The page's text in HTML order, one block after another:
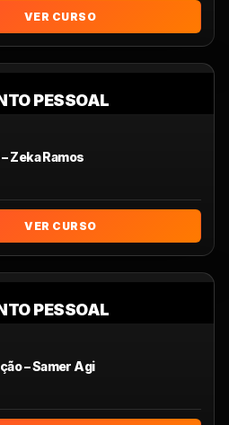
VER CURSO
PESSOAL
Zeka Ramos
VER CURSO
PESSOAL
– Samer Agi